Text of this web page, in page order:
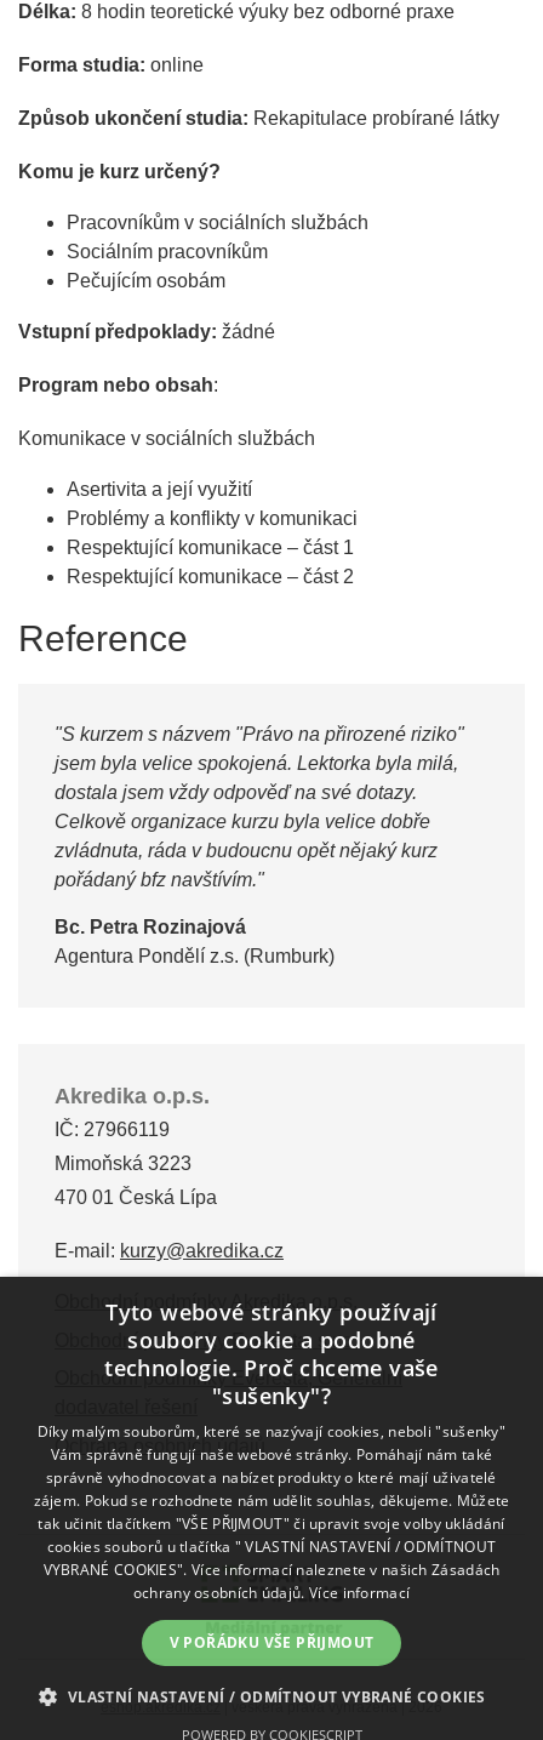
Délka: 8 hodin teoretické výuky bez odborné praxe
Forma studia: online
Způsob ukončení studia: Rekapitulace probírané látky
Komu je kurz určený?
Pracovníkům v sociálních službách
Sociálním pracovníkům
Pečujícím osobám
Vstupní předpoklady: žádné
Program nebo obsah:
Komunikace v sociálních službách
Asertivita a její využití
Problémy a konflikty v komunikaci
Respektující komunikace – část 1
Respektující komunikace – část 2
Reference
"S kurzem s názvem "Právo na přirozené riziko"
jsem byla velice spokojená. Lektorka byla milá,
dostala jsem vždy odpověď na své dotazy.
Celkově organizace kurzu byla velice dobře
zvládnuta, ráda v budoucnu opět nějaký kurz
pořádaný bfz navštívím."
Bc. Petra Rozinajová
Agentura Pondělí z.s. (Rumburk)
Akredika o.p.s.
IČ: 27966119
Mimoňská 3223
470 01 Česká Lípa
E-mail: kurzy@akredika.cz
Obchodní podmínky Akredika o.p.s.
Obchodní podmínky Everesta, s.r.o.
Obchodní podmínky Everesta, Generální
Ochrana osobních údajů
eshop.akredika.cz| veškerá práva vyhrazena | 2026
Tyto webové stránky používají
soubory cookie a podobné
technologie. Proč chceme vaše
"sušenky"?
Díky malým souborům, které se nazývají cookies, neboli "sušenky"
Vám správně fungují naše webové stránky. Pomáhají nám také
správně vyhodnocovat a nabízet produkty o které mají uživatelé
zájem. Pokud se rozhodnete nám udělit souhlas, děkujeme. Můžete
tak učinit tlačítkem "VŠE PŘIJMOUT" či upravit svoje volby ukládání
cookies souborů u tlačítka " VLASTNÍ NASTAVENÍ / ODMÍTNOUT
VYBRANÉ COOKIES". Více informací naleznete v našich Zásadách
ochrany osobních údajů. Více informací
V POŘÁDKU VŠE PŘIJMOUT
VLASTNÍ NASTAVENÍ / ODMÍTNOUT VYBRANÉ COOKIES
POWERED BY COOKIESCRIPT